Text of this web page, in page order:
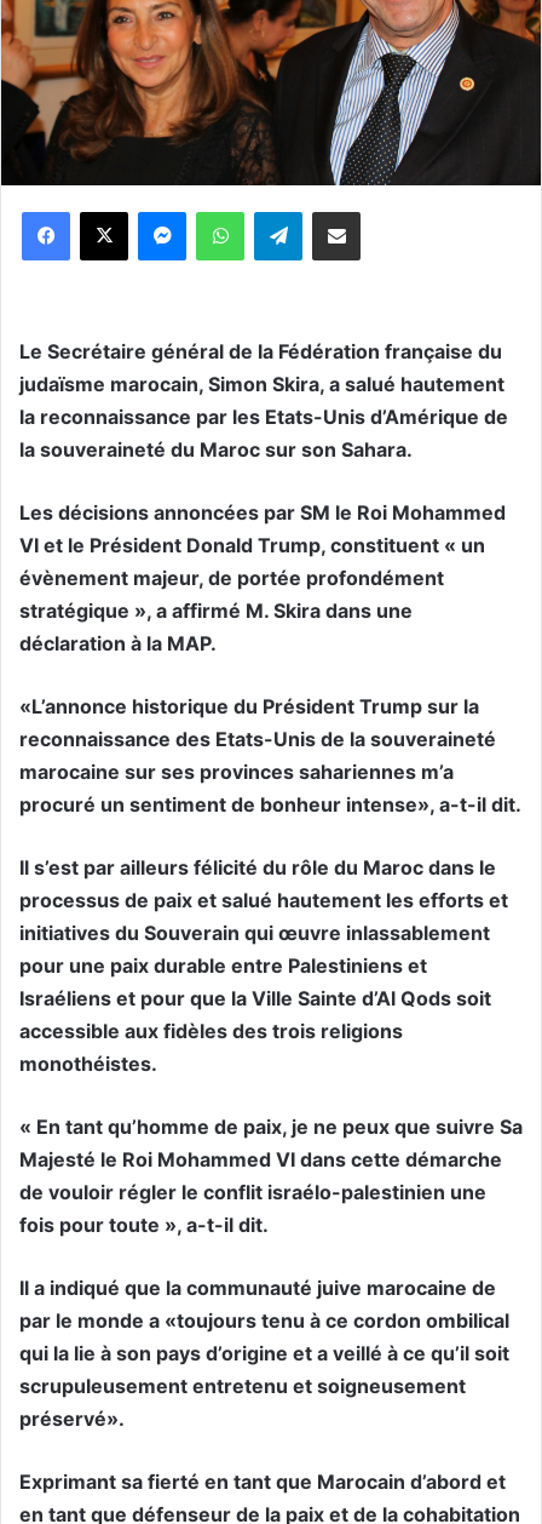
WhatsApp Telegram
Le Secrétaire général de la Fédération française du
judaïsme marocain, Simon Skira, a salué hautement
la reconnaissance par les Etats-Unis d’Amérique de
la souveraineté du Maroc sur son Sahara.
Les décisions annoncées par SM le Roi Mohammed
VI et le Président Donald Trump, constituent « un
évènement majeur, de portée profondément
stratégique », a affirmé M. Skira dans une
déclaration à la MAP.
«L’annonce historique du Président Trump sur la
reconnaissance des Etats-Unis de la souveraineté
marocaine sur ses provinces sahariennes m’a
procuré un sentiment de bonheur intense», a-t-il dit.
Il s’est par ailleurs félicité du rôle du Maroc dans le
processus de paix et salué hautement les efforts et
initiatives du Souverain qui œuvre inlassablement
pour une paix durable entre Palestiniens et
Israéliens et pour que la Ville Sainte d’Al Qods soit
accessible aux fidèles des trois religions
monothéistes.
« En tant qu’homme de paix, je ne peux que suivre Sa
Majesté le Roi Mohammed VI dans cette démarche
de vouloir régler le conflit israélo-palestinien une
fois pour toute », a-t-il dit.
Il a indiqué que la communauté juive marocaine de
par le monde a «toujours tenu à ce cordon ombilical
qui la lie à son pays d’origine et a veillé à ce qu’il soit
scrupuleusement entretenu et soigneusement
préservé».
Exprimant sa fierté en tant que Marocain d’abord et
en tant que défenseur de la paix et de la cohabitation